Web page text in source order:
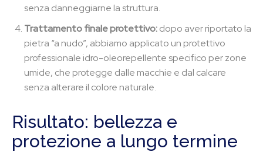
senza danneggiarne la struttura.
Trattamento finale protettivo:dopo aver riportato la
pietra “a nudo”, abbiamo applicato un protettivo
professionale idro-oleorepellente specifico per zone
umide, che protegge dalle macchie e dal calcare
senza alterare il colore naturale.
Risultato: bellezza e
protezione a lungo termine